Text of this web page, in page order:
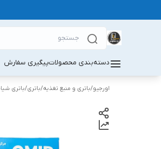
دسته‌بندی محصولاتپیگیری سفارش
اورجیو/باتری و منبع تغذیه/باتری/باتری